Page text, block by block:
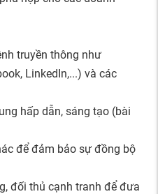
truyền thông như
LinkedIn,...) và các
hấp dẫn, sáng tạo (bài
để đảm bảo sự đồng bộ
đối thủ cạnh tranh để đưa